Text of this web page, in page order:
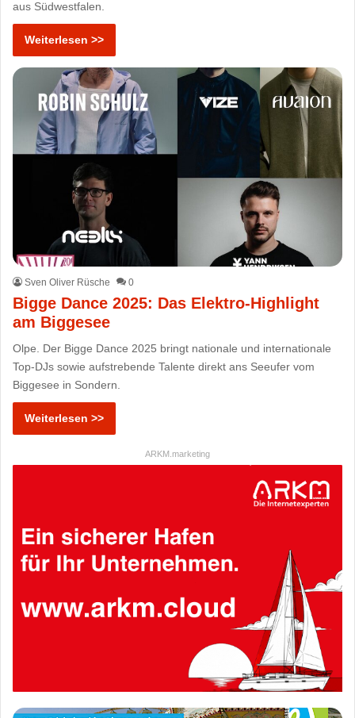
aus Südwestfalen.
Weiterlesen >>
Sven Oliver Rüsche 0
Bigge Dance 2025: Das Elektro-Highlight
am Biggesee
Olpe. Der Bigge Dance 2025 bringt nationale und internationale
Top-DJs sowie aufstrebende Talente direkt ans Seeufer vom
Biggesee in Sondern.
Weiterlesen >>
ARKM.marketing